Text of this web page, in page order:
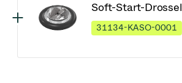
Soft-Start-Drossel
31134-KASO-0001